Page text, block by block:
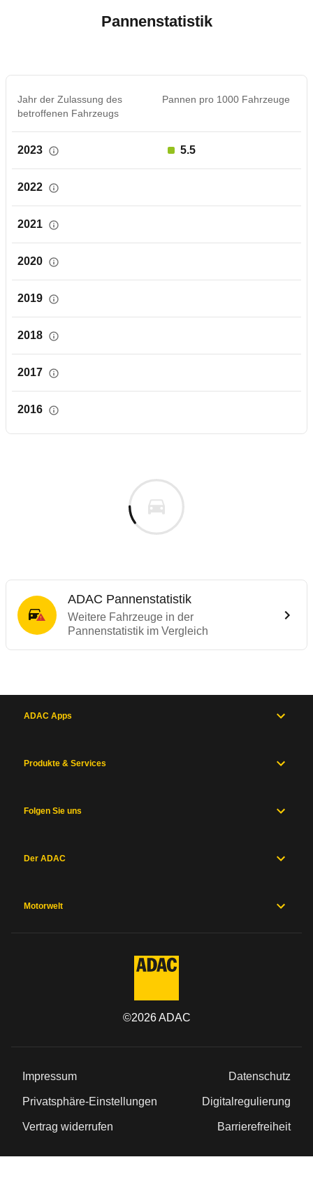
Pannenstatistik
Jahr der Zulassung des
betroffenen Fahrzeugs
Pannen pro 1000 Fahrzeuge
2023 5.5
2022
2021
2020
2019
2018
2017
2016
ADAC Pannenstatistik
Weitere Fahrzeuge in der
Pannenstatistik im Vergleich
ADAC Apps
Produkte & Services
Folgen Sie uns
Der ADAC
Motorwelt
©2026ADAC
Impressum Datenschutz
Privatsphäre-Einstellungen Digitalregulierung
Vertrag widerrufen Barrierefreiheit